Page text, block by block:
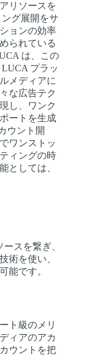
リソースを
グ展開をサ
ョンの効率
られている
は、この
プラッ
メディアに
な広告テク
し、ワンク
ートを生成
ウント開
ワンストッ
ィングの時
としては、
ースを繋ぎ、
術を使い、
能です。
ト級のメリ
ィアのアカ
ウントを把